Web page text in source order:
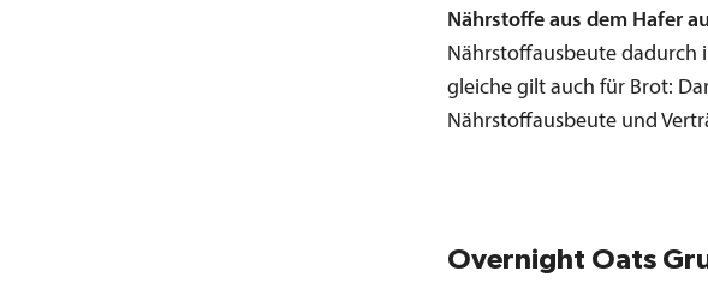
Nährstoffe aus dem Hafer
Nährstoffausbeute dadurch
gleiche gilt auch für Brot:
Nährstoffausbeute und
Overnight Oats